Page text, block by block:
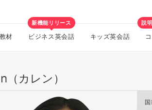
材
新機能リリース
ビジネス英会話 キッズ英会話
説
（カレン）